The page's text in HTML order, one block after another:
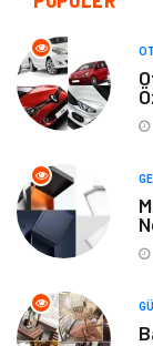
Giyim
Cilt ve Deri
Organizasyon
Kadın